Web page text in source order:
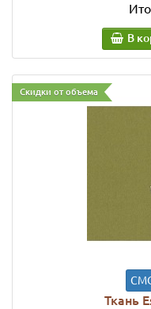
В
Скидки от объема
Ткань